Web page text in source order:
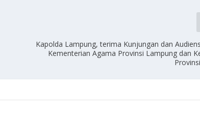
Kapolda Lampung, terima Kunjungan dan
Kementerian Agama Provinsi Lampung dan